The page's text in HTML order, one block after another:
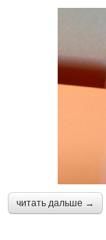
читать дальше →